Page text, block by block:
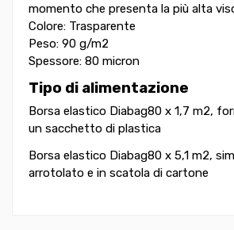
momento che presenta la più alta
Colore: Trasparente
Peso: 90 g/m2
Spessore: 80 micron
Tipo di alimentazione
Borsa elastico Diabag80 x 1,7 m2,
un sacchetto di plastica
Borsa elastico Diabag80 x 5,1 m2,
arrotolato e in scatola di cartone